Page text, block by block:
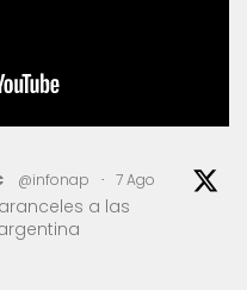
@infonap · 7 Ago
a las